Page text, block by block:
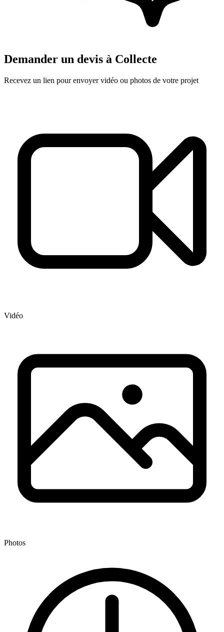
Demander un devis à Collecte
Recevez un lien pour envoyer vidéo ou photos de votre projet
Vidéo
Photos